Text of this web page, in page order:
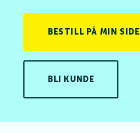
BESTILL PÅ MIN SIDE
BLI KUNDE